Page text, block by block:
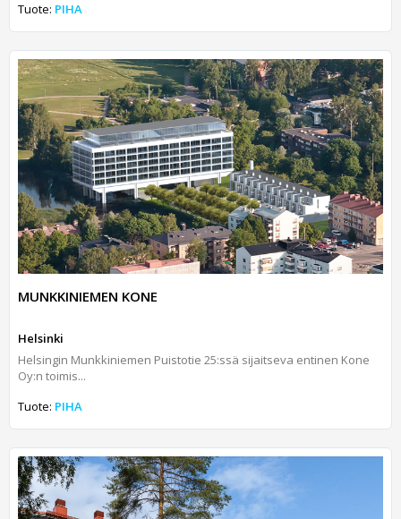
Tuote: PIHA
MUNKKINIEMEN KONE
Helsinki
Helsingin Munkkiniemen Puistotie 25:ssä sijaitseva entinen Kone
Oy:n toimis...
Tuote: PIHA